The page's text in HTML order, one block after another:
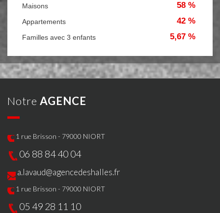
Maisons 58 %
Appartements 42 %
Familles avec 3 enfants 5,67 %
notre AGENCE
1 rue Brisson - 79000 NIORT
06 88 84 40 04
a.lavaud@agencedeshalles.fr
1 rue Brisson - 79000 NIORT
05 49 28 11 10